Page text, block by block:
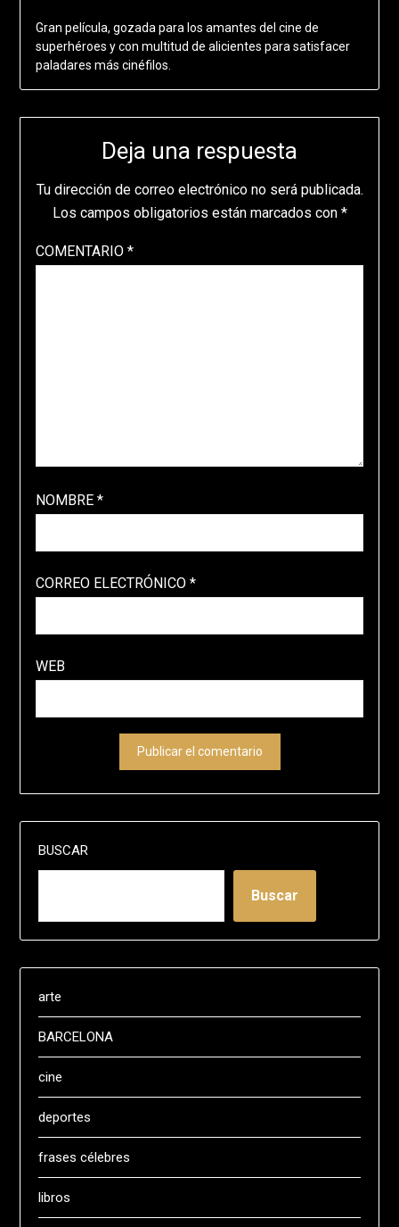
Gran película, gozada para los amantes del cine de
superhéroes y con multitud de alicientes para satisfacer
paladares más cinéfilos.
Deja una respuesta
Tu dirección de correo electrónico no será publicada.
Los campos obligatorios están marcados con *
COMENTARIO *
NOMBRE *
CORREO ELECTRÓNICO *
WEB
BUSCAR
Buscar
arte
BARCELONA
cine
deportes
frases célebres
libros